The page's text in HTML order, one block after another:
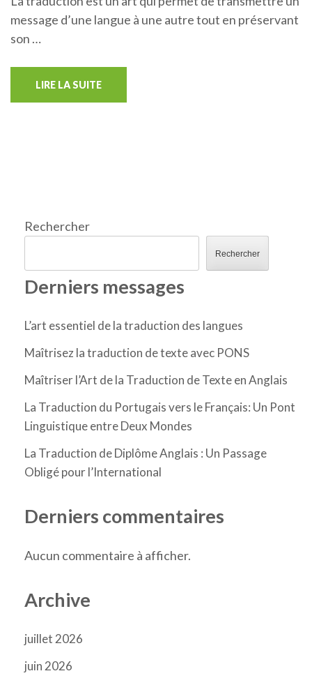
message d’une langue à une autre tout en préservant
son …
LIRE LA SUITE
Rechercher
Rechercher
Derniers messages
L’art essentiel de la traduction des langues
Maîtrisez la traduction de texte avec PONS
Maîtriser l’Art de la Traduction de Texte en Anglais
La Traduction du Portugais vers le Français: Un Pont
Linguistique entre Deux Mondes
La Traduction de Diplôme Anglais : Un Passage
Obligé pour l’International
Derniers commentaires
Aucun commentaire à afficher.
Archive
juillet 2026
juin 2026